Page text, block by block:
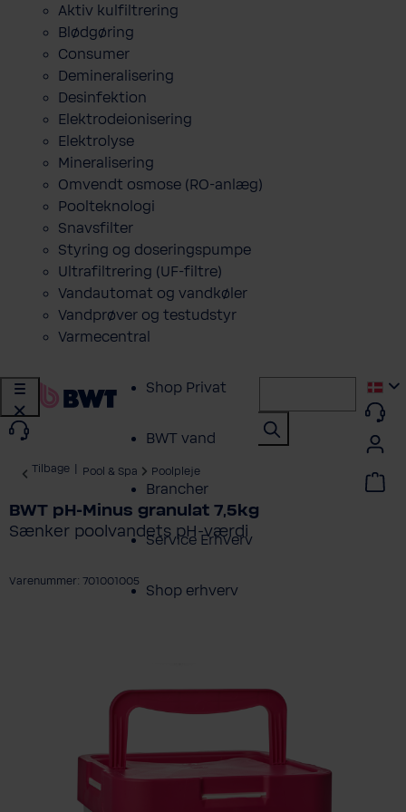
Aktiv kulfiltrering
Blødgøring
Consumer
Demineralisering
Desinfektion
Elektrodeionisering
Elektrolyse
Mineralisering
Omvendt osmose (RO-anlæg)
Poolteknologi
Snavsfilter
Styring og doseringspumpe
Ultrafiltrering (UF-filtre)
Vandautomat og vandkøler
Vandprøver og testudstyr
Varmecentral
Shop Privat
BWT vand
Brancher
Service Erhverv
Shop erhverv
Produktoversigt
Tilbage Pool & Spa Poolpleje
BWT pH-Minus granulat 7,5kg
Sænker poolvandets pH-værdi
Varenummer: 701001005